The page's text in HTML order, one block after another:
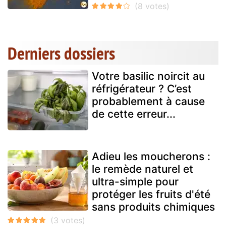
Derniers dossiers
Votre basilic noircit au
réfrigérateur ? C’est
probablement à cause
de cette erreur...
Adieu les moucherons :
le remède naturel et
ultra-simple pour
protéger les fruits d'été
sans produits chimiques